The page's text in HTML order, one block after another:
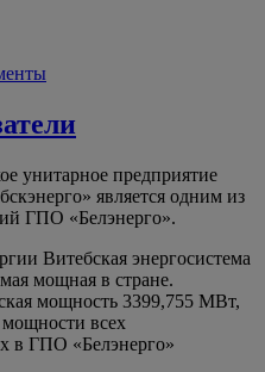
унитарное предприятие
является одним из
ГПО «Белэнерго».
Витебская энергосистема
мощная в стране.
мощность 3399,755 МВт,
мощности всех
в ГПО «Белэнерго»